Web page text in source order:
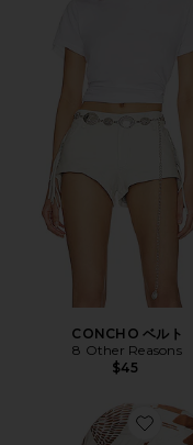
CONCHO ベルト
8 Other Reasons
$45